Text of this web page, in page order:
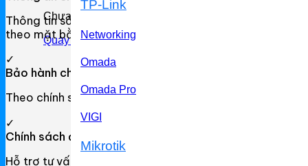
Chưa có sản phẩm trong giỏ hàng.
Quay trở lại cửa hàng
TP-Link
Networking
Omada
Omada Pro
VIGI
Mikrotik
Thông tin sản phẩm rõ ràng, giá bán được cập nhật
theo mặt bằng thị trường.
✓
Bảo hành chính hãng
Theo chính sách nhà cung cấp.
✓
Chính sách đổi trả
Hỗ trợ tư vấn và đổi trả theo chính sách cửa hàng.